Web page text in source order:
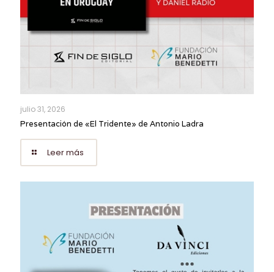
julio 31, 2026
Presentación de «El Tridente» de Antonio Ladra
Leer más